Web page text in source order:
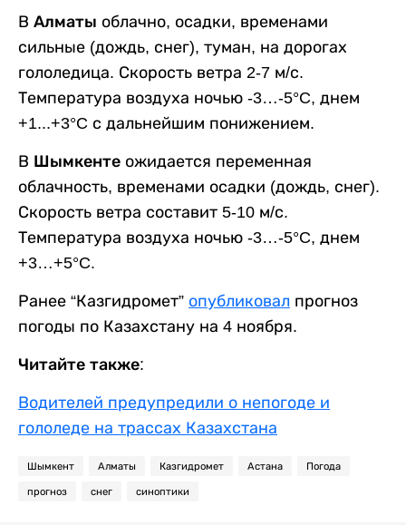
В Алматы облачно, осадки, временами
сильные (дождь, снег), туман, на дорогах
гололедица. Скорость ветра 2-7 м/с.
Температура воздуха ночью -3…-5°C, днем
+1...+3°C с дальнейшим понижением.
В Шымкенте ожидается переменная
облачность, временами осадки (дождь, снег).
Скорость ветра составит 5-10 м/с.
Температура воздуха ночью -3…-5°C, днем
+3…+5°C.
Ранее “Казгидромет” опубликовал прогноз
погоды по Казахстану на 4 ноября.
Читайте также:
Водителей предупредили о непогоде и
гололеде на трассах Казахстана
Шымкент Алматы Казгидромет Астана Погода
прогноз снег синоптики